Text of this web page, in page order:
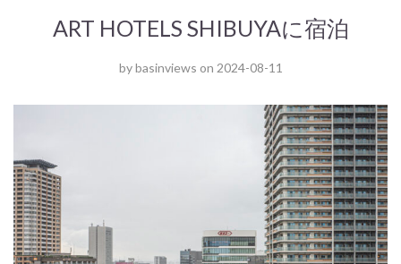
ART HOTELS SHIBUYAに宿泊
bybasinviews on 2024-08-11